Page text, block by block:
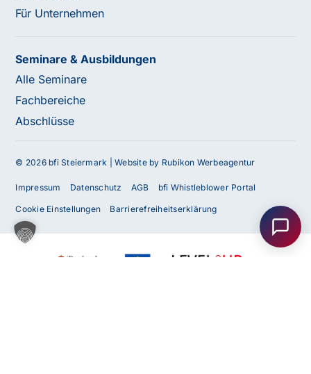
Unterstützung?
Unser Team ist gerne für Sie da! Nehmen Sie jetzt
Kontakt mit uns auf – wir freuen uns auf Ihre Anfrage.
Für Unternehmen
Seminare & Ausbildungen
Alle Seminare
Fachbereiche
Abschlüsse
© 2026 bfi Steiermark |Website by Rubikon Werbeagentur
Impressum Datenschutz AGB bfi Whistleblower Portal
Cookie Einstellungen Barrierefreiheitserklärung